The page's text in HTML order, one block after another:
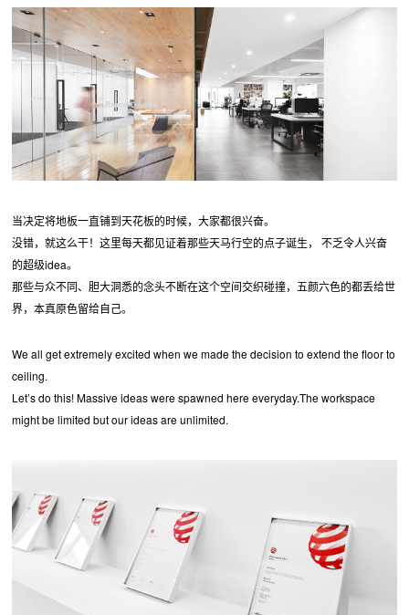
当决定将地板一直铺到天花板的时候，大家都很兴奋。
没错，就这么干！这里每天都见证着那些天马行空的点子诞生， 不乏令人兴奋
的超级idea。
那些与众不同、胆大洞悉的念头不断在这个空间交织碰撞，五颜六色的都丢给世
界，本真原色留给自己。
We all get extremely excited when we made the decision to extend the floor to
ceiling.
Let’s do this! Massive ideas were spawned here everyday.The workspace
might be limited but our ideas are unlimited.